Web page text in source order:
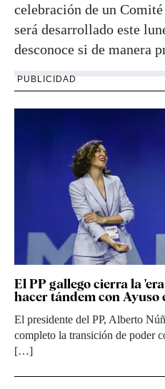
celebración de un
será desarrollado este
desconoce si de manera
PUBLICIDAD
El PP gallego cierra la
hacer tándem con Ayuso
El presidente del PP, Alberto
completo la transición de poder
[…]